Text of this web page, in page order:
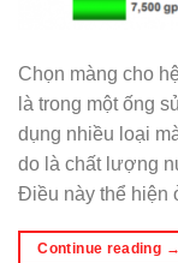
Chọn màng cho
là trong một ống
dụng nhiều loại
do là chất lượng
Điều này thể hiện
Continue reading →